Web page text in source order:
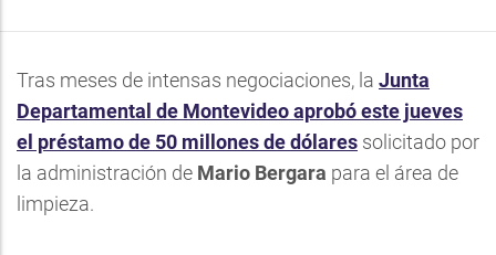
Tras meses de intensas negociaciones, la Junta
Departamental de Montevideo aprobó este jueves
el préstamo de 50 millones de dólares solicitado por
la administración de Mario Bergara para el área de
limpieza.